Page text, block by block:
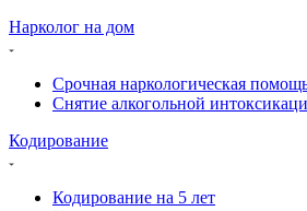
Нарколог на дом
Срочная наркологическая
Снятие алкогольной
Кодирование
Кодирование на 5 лет